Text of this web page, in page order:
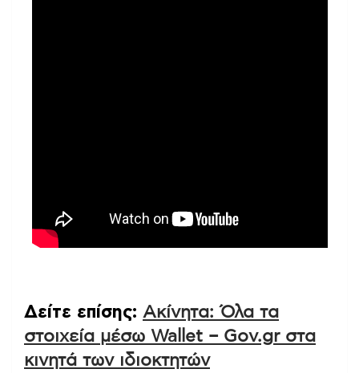
Δείτε επίσης: Ακίνητα: Όλα τα
στοιχεία μέσω Wallet – Gov.gr στα
κινητά των ιδιοκτητών